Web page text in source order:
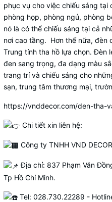
phục vụ cho việc chiếu sáng tại
phòng họp, phòng ngủ, phòng
nó là có thể chiếu sáng tại cả
nơi cao tầng. Hơn thế nữa, đèn
Trung tính tha hồ lựa chọn. Đèn
đen sang trọng, đa dạng màu
trang trí và chiếu sáng cho
sạn, trung tâm thương mại,
https://vnddecor.com/den-tha-
Chi tiết xin liên hệ:
Công ty TNHH VND DECOR
Địa chỉ: 837 Phạm Văn
Tp Hồ Chí Minh.
Tel: 028.730.22289 -